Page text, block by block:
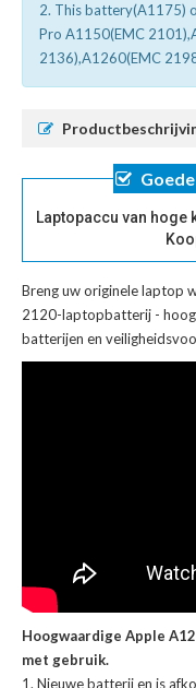
2. This battery(A1175)
Pro A1150(EMC
2136),A1260(EMC
Laptopaccu van hoge
Breng uw originele laptop
2120-laptopbatterij -
batterijen en
Hoogwaardige Apple
met gebruik.
Nieuwe batterij en is